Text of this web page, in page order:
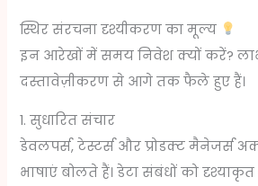
स्थिर संरचना दृश्यीकरण का मूल्य
इन आरेखों में समय निवेश क्यों करें?
दस्तावेज़ीकरण से आगे तक फैले हुए हैं।
1. सुधारित संचार
डेवलपर्स, टेस्टर्स और प्रोडक्ट
भाषाएं बोलते हैं। डेटा संबंधों को